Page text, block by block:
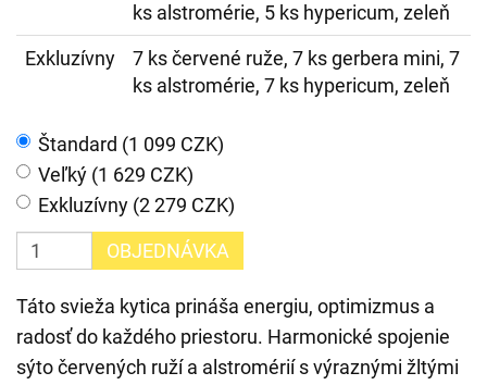
ks alstromérie, 5 ks hypericum, zeleň
Exkluzívny
7 ks červené ruže, 7 ks gerbera mini, 7
ks alstromérie, 7 ks hypericum, zeleň
Štandard (1 099 CZK)
Veľký (1 629 CZK)
Exkluzívny (2 279 CZK)
OBJEDNÁVKA
Táto svieža kytica prináša energiu, optimizmus a
radosť do každého priestoru. Harmonické spojenie
sýto červených ruží a alstromérií s výraznými žltými